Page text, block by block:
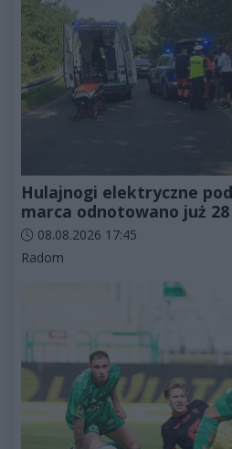
Hulajnogi elektryczne
marca odnotowano już
Data dodania artykułu:
08.08.2026 17:45
Kategorie artykułu:
Radom